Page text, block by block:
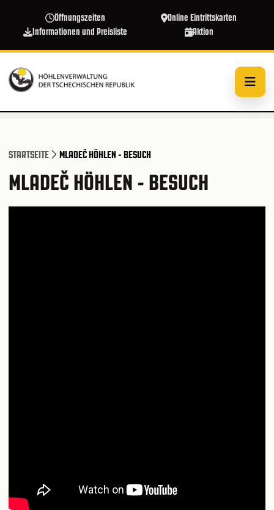
Öffnungszeiten
Online Eintrittskarten
Informationen und Preisliste
Aktion
STARTSEITE MLADEČ HÖHLEN - BESUCH
MLADEČ HÖHLEN - BESUCH